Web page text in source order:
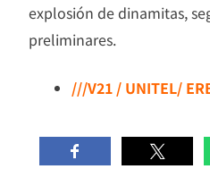
explosión de dinamitas,
preliminares.
///V21 / UNITEL/